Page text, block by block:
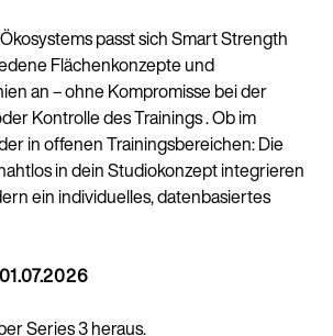
passt sich Smart Strength
Flächenkonzepte und
an – ohne Kompromisse bei der
Kontrolle des Trainings . Ob im
in offenen Trainingsbereichen: Die
in dein Studiokonzept integrieren
ein individuelles, datenbasiertes
Series 3 heraus.